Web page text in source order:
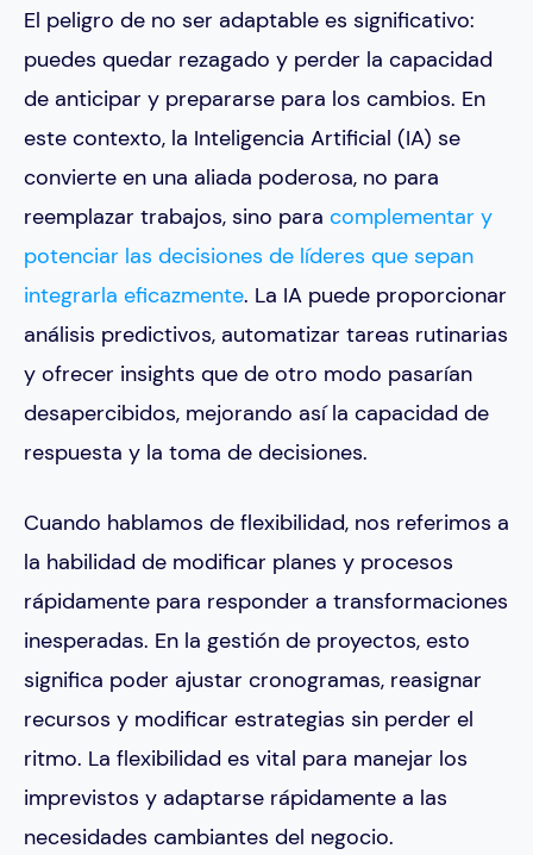
El peligro de no ser adaptable es significativo:
puedes quedar rezagado y perder la capacidad
de anticipar y prepararse para los cambios. En
este contexto, la Inteligencia Artificial (IA) se
convierte en una aliada poderosa, no para
reemplazar trabajos, sino para complementar y
potenciar las decisiones de líderes que sepan
integrarla eficazmente​​. La IA puede proporcionar
análisis predictivos, automatizar tareas rutinarias
y ofrecer insights que de otro modo pasarían
desapercibidos, mejorando así la capacidad de
respuesta y la toma de decisiones.
Cuando hablamos de flexibilidad, nos referimos a
la habilidad de modificar planes y procesos
rápidamente para responder a transformaciones
inesperadas. En la gestión de proyectos, esto
significa poder ajustar cronogramas, reasignar
recursos y modificar estrategias sin perder el
ritmo. La flexibilidad es vital para manejar los
imprevistos y adaptarse rápidamente a las
necesidades cambiantes del negocio.